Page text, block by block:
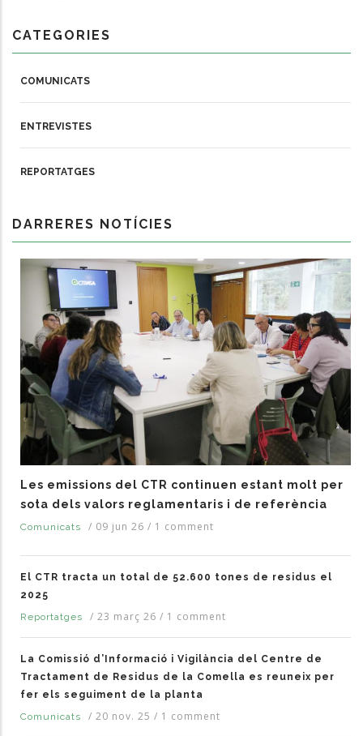
CATEGORIES
COMUNICATS
ENTREVISTES
REPORTATGES
DARRERES NOTÍCIES
Les emissions del CTR continuen estant molt per
sota dels valors reglamentaris i de referència
Comunicats / 09 jun 26 / 1 comment
El CTR tracta un total de 52.600 tones de residus el
2025
Reportatges
/ 23 març 26 / 1 comment
La Comissió d’Informació i Vigilància del Centre de
Tractament de Residus de la Comella es reuneix per
fer els seguiment de la planta
Comunicats
/ 20 nov. 25 / 1 comment